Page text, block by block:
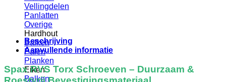
Vellingdelen
Panlatten
Overige
Hardhout
Balken
Palen
Planken
Eiken
Balken
Beschrijving
Aanvullende informatie
Spax RVS Torx Schroeven – Duurzaam &